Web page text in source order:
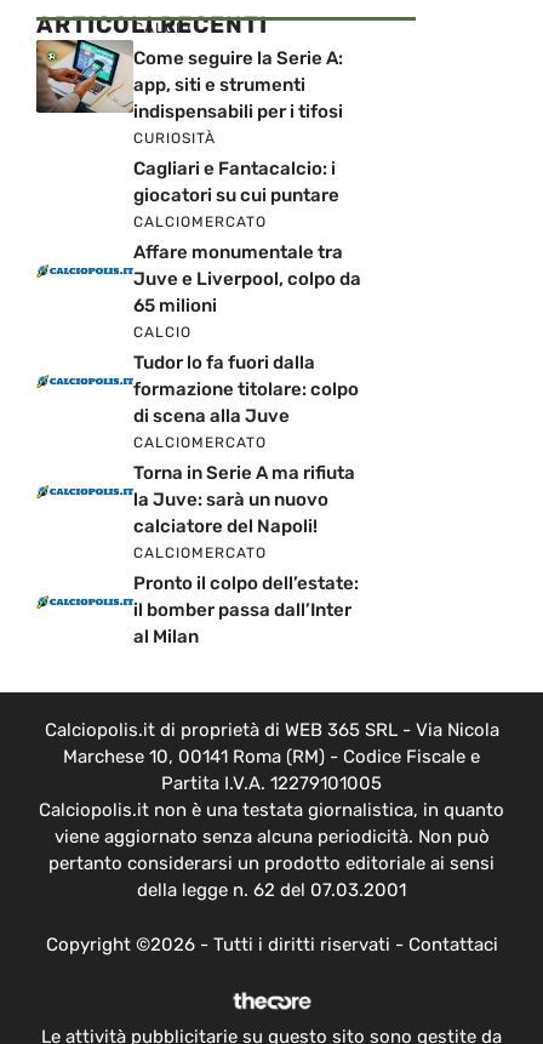
ARTICOLI RECENTI
CALCIO
Come seguire la Serie A:
app, siti e strumenti
indispensabili per i tifosi
CURIOSITÀ
Cagliari e Fantacalcio: i
giocatori su cui puntare
CALCIOMERCATO
Affare monumentale tra
Juve e Liverpool, colpo da
65 milioni
CALCIO
Tudor lo fa fuori dalla
formazione titolare: colpo
di scena alla Juve
CALCIOMERCATO
Torna in Serie A ma rifiuta
la Juve: sarà un nuovo
calciatore del Napoli!
CALCIOMERCATO
Pronto il colpo dell’estate:
il bomber passa dall’Inter
al Milan
Calciopolis.it di proprietà di WEB 365 SRL - Via Nicola
Marchese 10, 00141 Roma (RM) - Codice Fiscale e
Partita I.V.A. 12279101005
Calciopolis.it non è una testata giornalistica, in quanto
viene aggiornato senza alcuna periodicità. Non può
pertanto considerarsi un prodotto editoriale ai sensi
della legge n. 62 del 07.03.2001
Copyright ©2026 - Tutti i diritti riservati - Contattaci
Le attività pubblicitarie su questo sito sono gestite da